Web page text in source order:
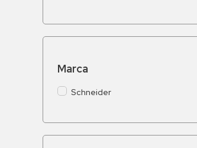
Marca
Schneider